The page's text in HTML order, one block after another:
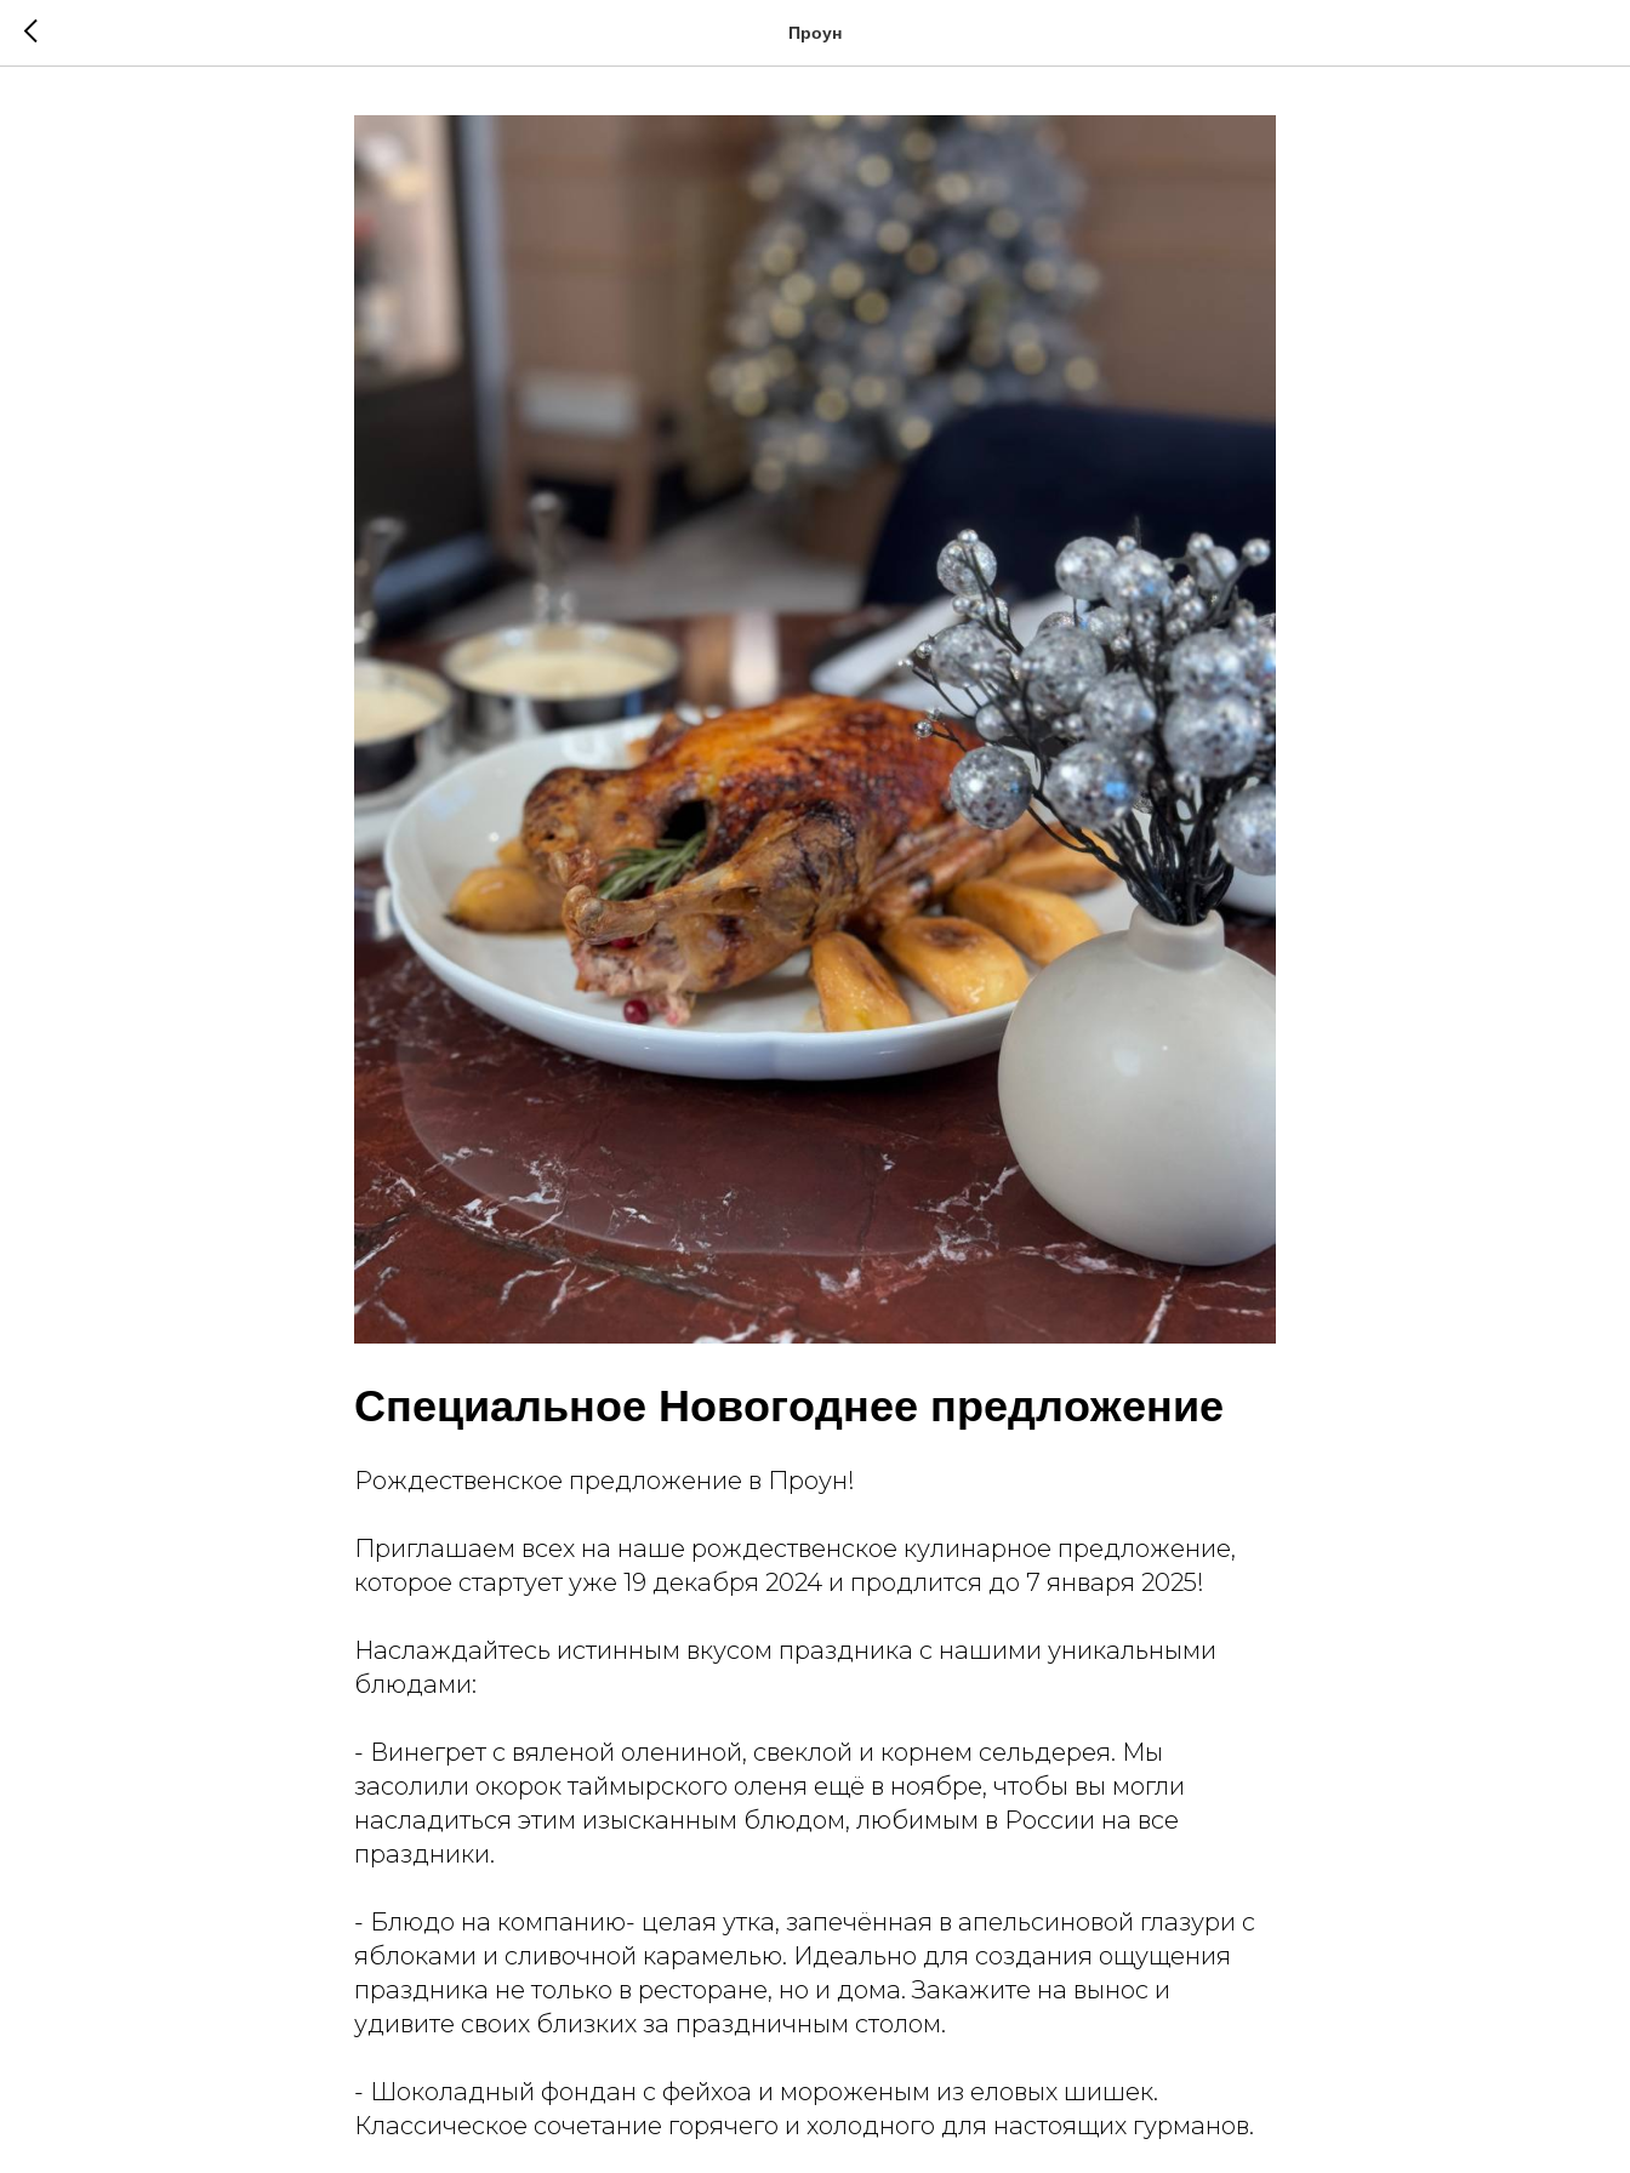
Проун
Специальное Новогоднее предложение
Рождественское предложение в Проун!
Приглашаем всех на наше рождественское кулинарное предложение,
которое стартует уже 19 декабря 2024 и продлится до 7 января 2025!
Наслаждайтесь истинным вкусом праздника с нашими уникальными
блюдами:
- Винегрет с вяленой олениной, свеклой и корнем сельдерея. Мы
засолили окорок таймырского оленя ещё в ноябре, чтобы вы могли
насладиться этим изысканным блюдом, любимым в России на все
праздники.
- Блюдо на компанию- целая утка, запечённая в апельсиновой глазури с
яблоками и сливочной карамелью. Идеально для создания ощущения
праздника не только в ресторане, но и дома. Закажите на вынос и
удивите своих близких за праздничным столом.
- Шоколадный фондан с фейхоа и мороженым из еловых шишек.
Классическое сочетание горячего и холодного для настоящих гурманов.